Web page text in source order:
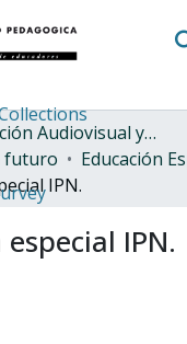
Producción Audiovisual y Radial
futuro
Educación
IPN.
IPN.